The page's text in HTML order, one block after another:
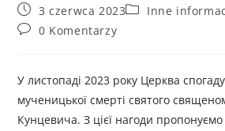
3 czerwca 2023
Inne
0 Komentarzy
У листопаді 2023 року Церква
мученицької смерті святого
Кунцевича. З цієї нагоди пропонуємо